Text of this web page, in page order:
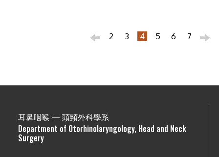
2 3 4 5 6 7
耳鼻咽喉 — 頭頸外科學系
Department of Otorhinolaryngology, Head and Neck
Surgery